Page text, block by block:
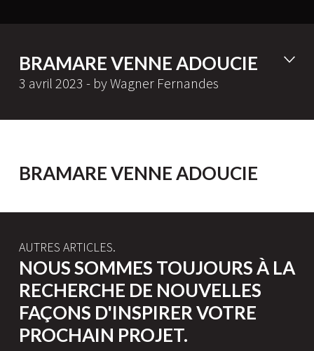
BRAMARE VENNE ADOUCIE
3 avril 2023 - by Wagner Fernandes
BRAMARE VENNE ADOUCIE
AUTRES ARTICLES.
NOUS SOMMES TOUJOURS À LA
RECHERCHE DE NOUVELLES
FAÇONS D'INSPIRER VOTRE
PROCHAIN PROJET.